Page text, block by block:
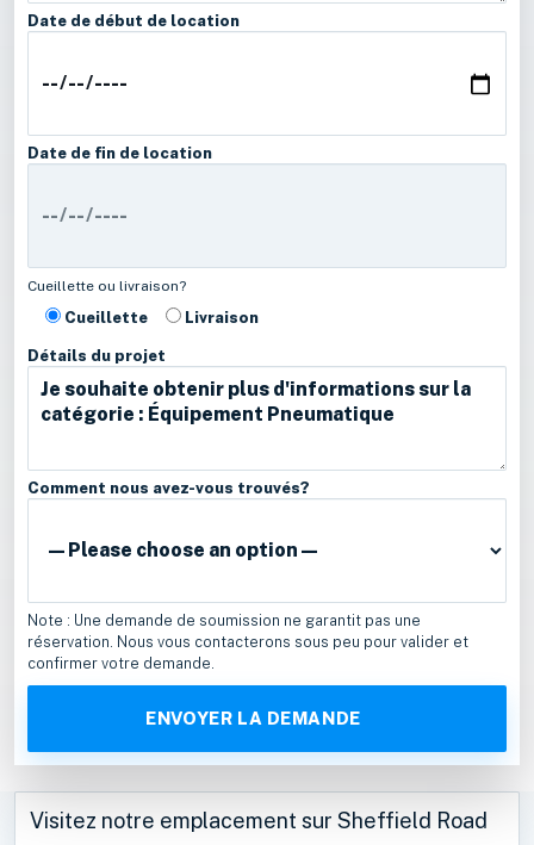
Date de début de location
Date de fin de location
Cueillette ou livraison?
Cueillette
Livraison
Détails du projet
Comment nous avez-vous trouvés?
Note : Une demande de soumission ne garantit pas une
réservation. Nous vous contacterons sous peu pour valider et
confirmer votre demande.
Visitez notre emplacement sur Sheffield Road